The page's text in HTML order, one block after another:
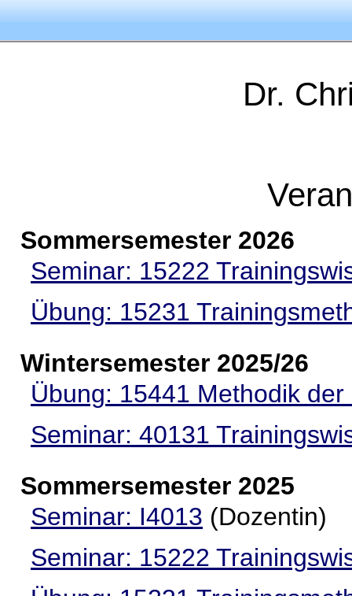
Dr.
Sommersemester 2026
Seminar: 15222
Übung: 15231
Wintersemester 2025/26
Übung: 15441 Methodik
Seminar: 40131
Sommersemester 2025
Seminar: I4013 (Dozentin)
Seminar: 15222